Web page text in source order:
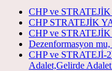
CHP ve
CHP STRATEJİK
CHP ve
Dezenformasyon
CHP ve STRATEJİ-
Adalet,Gelirde